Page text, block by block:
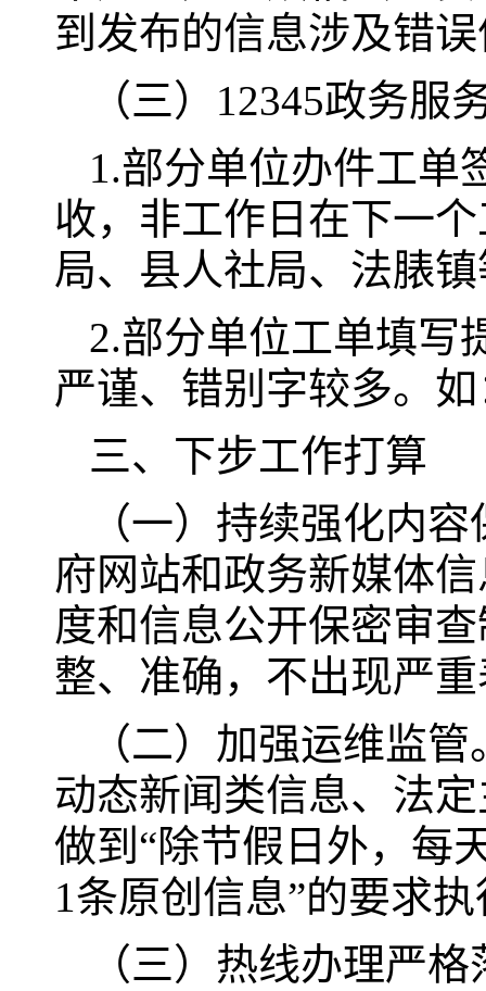
到发布的信息涉及错
（三）12345政务服
1.部分单位办件工单
收，非工作日在下一
局、县人社局、法脿
2.部分单位工单填写
严谨、错别字较多。
三、下步工作打算
（一）持续强化内
府网站和政务新媒体
度和信息公开保密审
整、准确，不出现严
（二）加强运维监
动态新闻类信息、法
做到“除节假日外，每
1条原创信息”的要求
（三）热线办理严